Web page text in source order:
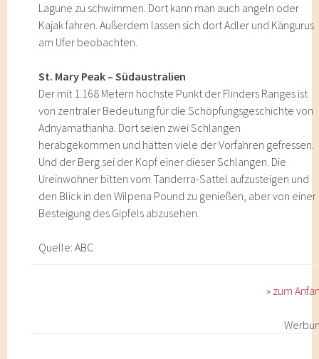
Lagune zu schwimmen. Dort kann man auch angeln oder
Kajak fahren. Außerdem lassen sich dort Adler und Kängurus
am Ufer beobachten.
St. Mary Peak – Südaustralien
Der mit 1.168 Metern höchste Punkt der Flinders Ranges ist
von zentraler Bedeutung für die Schöpfungsgeschichte von
Adnyamathanha. Dort seien zwei Schlangen
herabgekommen und hätten viele der Vorfahren gefressen.
Und der Berg sei der Kopf einer dieser Schlangen. Die
Ureinwohner bitten vom Tanderra-Sattel aufzusteigen und
den Blick in den Wilpena Pound zu genießen, aber von einer
Besteigung des Gipfels abzusehen.
Quelle: ABC
» zum